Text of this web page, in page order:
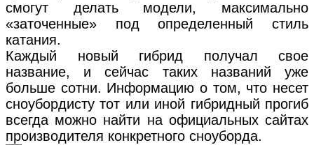
смогут делать модели, максимально
«заточенные» под определенный стиль
катания.
Каждый новый гибрид получал свое
название, и сейчас таких названий уже
больше сотни. Информацию о том, что несет
сноубордисту тот или иной гибридный прогиб
всегда можно найти на официальных сайтах
производителя конкретного сноуборда.